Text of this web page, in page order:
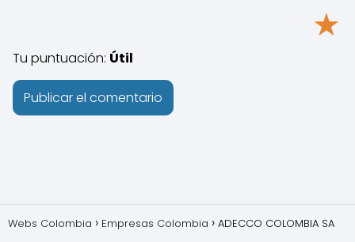
★
Tu puntuación: Útil
Webs Colombia Empresas Colombia ADECCO COLOMBIA SA